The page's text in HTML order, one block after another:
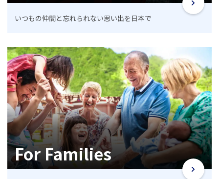
いつもの仲間と忘れられない思い出を日本で
For Families